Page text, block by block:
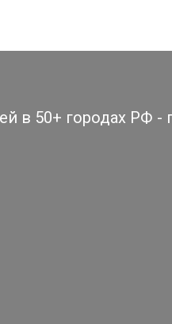
в 50+ городах РФ -